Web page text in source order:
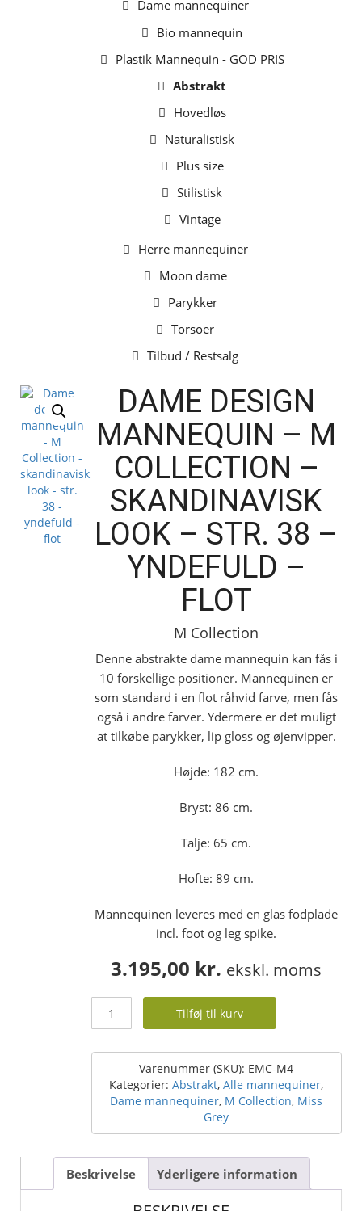
Dame mannequiner
Bio mannequin
Plastik Mannequin - GOD PRIS
Abstrakt
Hovedløs
Naturalistisk
Plus size
Stilistisk
Vintage
Herre mannequiner
Moon dame
Parykker
Torsoer
Tilbud / Restsalg
DAME DESIGN
MANNEQUIN – M
COLLECTION –
SKANDINAVISK
LOOK – STR. 38 –
YNDEFULD –
FLOT
M Collection
Denne abstrakte dame mannequin kan fås i
10 forskellige positioner. Mannequinen er
som standard i en flot råhvid farve, men fås
også i andre farver. Ydermere er det muligt
at tilkøbe parykker, lip gloss og øjenvipper.
Højde: 182 cm.
Bryst: 86 cm.
Talje: 65 cm.
Hofte: 89 cm.
Mannequinen leveres med en glas fodplade
incl. foot og leg spike.
3.195,00 kr. ekskl. moms
design
-
Collection
look
str.
38
Tilføj til kurv
Varenummer (SKU): EMC-M4
Kategorier:Abstrakt,Alle mannequiner,
Dame mannequiner, M Collection, Miss
Grey
Beskrivelse Yderligere information